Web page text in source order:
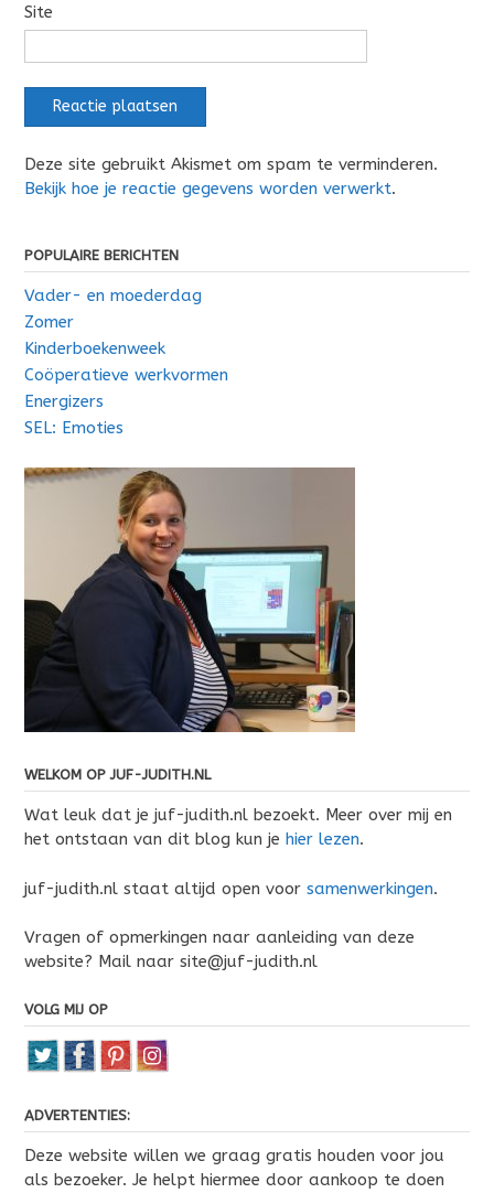
Site
Deze site gebruikt Akismet om spam te verminderen.
Bekijk hoe je reactie gegevens worden verwerkt.
POPULAIRE BERICHTEN
Vader- en moederdag
Zomer
Kinderboekenweek
Coöperatieve werkvormen
Energizers
SEL: Emoties
WELKOM OP JUF-JUDITH.NL
Wat leuk dat je juf-judith.nl bezoekt. Meer over mij en
het ontstaan van dit blog kun je hier lezen.
juf-judith.nl staat altijd open voor samenwerkingen.
Vragen of opmerkingen naar aanleiding van deze
website? Mail naar site@juf-judith.nl
VOLG MIJ OP
ADVERTENTIES:
Deze website willen we graag gratis houden voor jou
als bezoeker. Je helpt hiermee door aankoop te doen